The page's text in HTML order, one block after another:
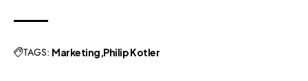
TAGS: Marketing Philip Kotler